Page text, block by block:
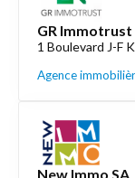
GR Immotrust
1 Boulevard J-F
Agence
New Immo SA